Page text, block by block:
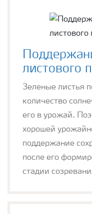
листового
Зеленые листья
количество
его в урожай.
хорошей
поддержание
после его
стадии